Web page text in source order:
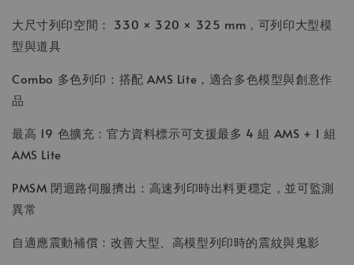
大尺寸列印空間： 330 × 320 × 325 mm，可列印大型模
型與道具
Combo 多色列印：搭配 AMS Lite，適合多色模型與創意作
品
最高 19 色擴充：官方資料標示可支援最多 4 組 AMS + 1 組
AMS Lite
PMSM 閉迴路伺服擠出：高速列印時出料更穩定，並可監測
異常
自適應震動補償：改善大型、高模型列印時的震紋與鬼影